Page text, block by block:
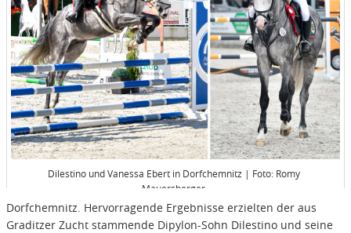
Dilestino und Vanessa Ebert in Dorfchemnitz | Foto: Romy
Mauersberger
Dorfchemnitz. Hervorragende Ergebnisse erzielten der aus
Graditzer Zucht stammende Dipylon-Sohn Dilestino und seine